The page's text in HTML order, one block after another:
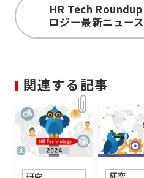
HR Tech Roundup
ロジー最新ニュース
関連する記事